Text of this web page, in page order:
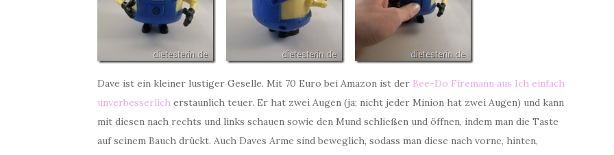
Dave ist ein kleiner lustiger Geselle. Mit 70 Euro bei Amazon ist der Bee-Do Firemann aus Ich einfach
unverbesserlich erstaunlich teuer. Er hat zwei Augen (ja; nicht jeder Minion hat zwei Augen) und kann
mit diesen nach rechts und links schauen sowie den Mund schließen und öffnen, indem man die Taste
auf seinem Bauch drückt. Auch Daves Arme sind beweglich, sodass man diese nach vorne, hinten,